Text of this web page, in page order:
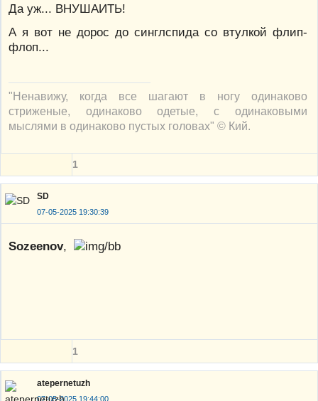
Да уж... ВНУШАИТЬ!
А я вот не дорос до синглспида со втулкой флип-
флоп...
"Ненавижу, когда все шагают в ногу одинаково
стриженые, одинаково одетые, с одинаковыми
мыслями в одинаково пустых головах" © Кий.
1
SD
07-05-2025 19:30:39
Sozeenov,
1
atepernetuzh
07-05-2025 19:44:00